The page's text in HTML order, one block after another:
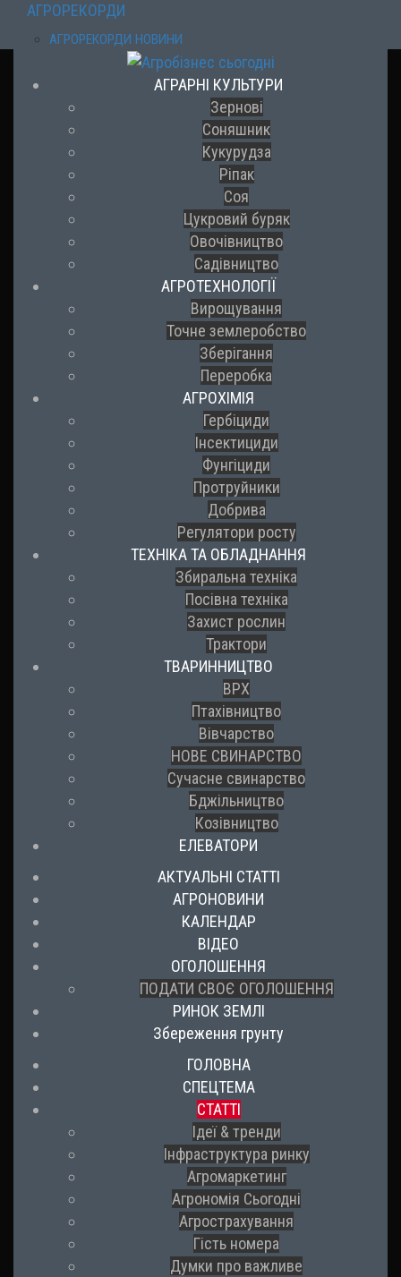
АГРОРЕКОРДИ
АГРОРЕКОРДИ НОВИНИ
АГРАРНІ КУЛЬТУРИ
Зернові
Соняшник
Кукурудза
Ріпак
Соя
Цукровий буряк
Овочівництво
Садівництво
АГРОТЕХНОЛОГІЇ
Вирощування
Точне землеробство
Зберігання
Переробка
АГРОХІМІЯ
Гербіциди
Інсектициди
Фунгіциди
Протруйники
Добрива
Регулятори росту
ТЕХНІКА ТА ОБЛАДНАННЯ
Збиральна техніка
Посівна техніка
Захист рослин
Трактори
ТВАРИННИЦТВО
ВРХ
Птахівництво
Вівчарство
НОВЕ СВИНАРСТВО
Сучасне свинарство
Бджільництво
Козівництво
ЕЛЕВАТОРИ
АКТУАЛЬНІ СТАТТІ
АГРОНОВИНИ
КАЛЕНДАР
ВІДЕО
ОГОЛОШЕННЯ
ПОДАТИ СВОЄ ОГОЛОШЕННЯ
РИНОК ЗЕМЛІ
Збереження грунту
ГОЛОВНА
СПЕЦТЕМА
СТАТТІ
Ідеї & тренди
Інфраструктура ринку
Агромаркетинг
Агрономія Сьогодні
Агрострахування
Гість номера
Думки про важливе